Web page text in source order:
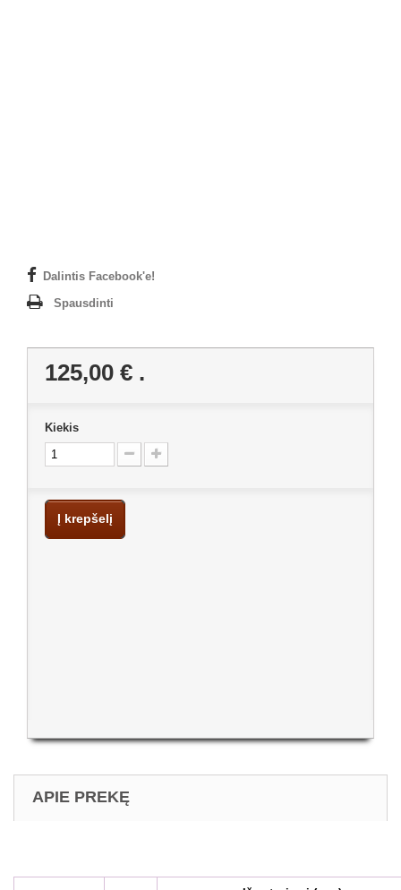
Dalintis Facebook'e!
Spausdinti
125,00 € .
Kiekis
Į krepšelį
APIE PREKĘ